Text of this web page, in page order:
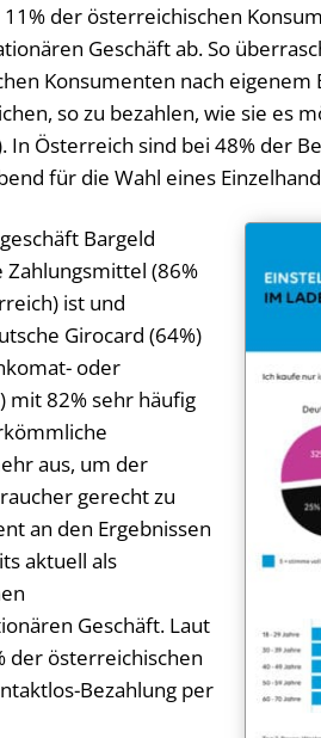
der österreichischen
Geschäft ab. So
Konsumenten nach eigenem
so zu bezahlen, wie sie es
In Österreich sind bei 48% der
für die Wahl eines
Bargeld
(86%
ist und
Girocard (64%)
oder
mit 82% sehr häufig
aus, um der
gerecht zu
an den Ergebnissen
aktuell als
Geschäft. Laut
der österreichischen
Bezahlung per